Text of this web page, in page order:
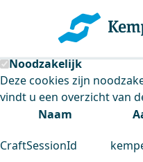
Kempenhaeghe
Deze site plaatst
Noodzakelijk
Deze cookies zijn
vindt u een overzicht van
Naam
CraftSessionId